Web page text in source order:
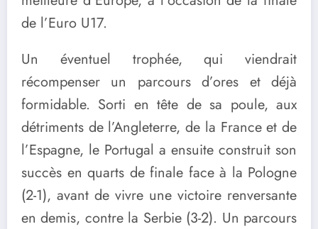
de l’Euro U17.
Un éventuel trophée, qui viendrait
récompenser un parcours d’ores et déjà
formidable. Sorti en tête de sa poule, aux
détriments de l’Angleterre, de la France et de
l’Espagne, le Portugal a ensuite construit son
succès en quarts de finale face à la Pologne
(2-1), avant de vivre une victoire renversante
en demis, contre la Serbie (3-2). Un parcours